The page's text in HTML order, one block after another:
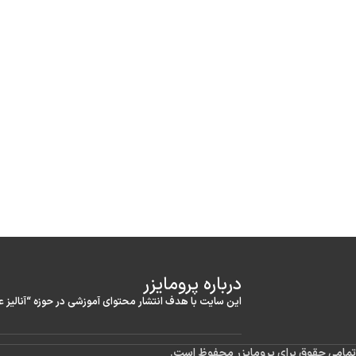
درباره‌ پرومایزر
این سایت با هدف انتشار محتوای آموزشی در حوزه